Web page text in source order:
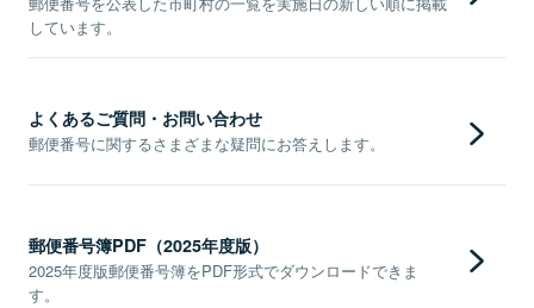
しています。
よくあるご質問・お問い合わせ
郵便番号に関するさまざまな疑問にお答えします。
郵便番号簿PDF（2025年度版）
2025年度版郵便番号簿をPDF形式でダウンロードできま
す。